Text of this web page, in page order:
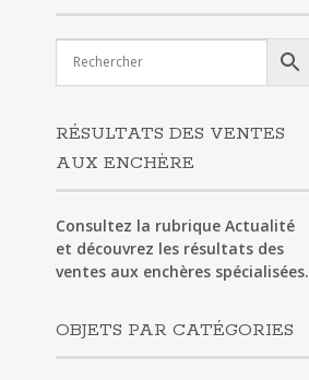
RÉSULTATS DES VENTES
AUX ENCHÈRE
Consultez la rubrique Actualité
et découvrez les résultats des
ventes aux enchères spécialisées.
OBJETS PAR CATÉGORIES